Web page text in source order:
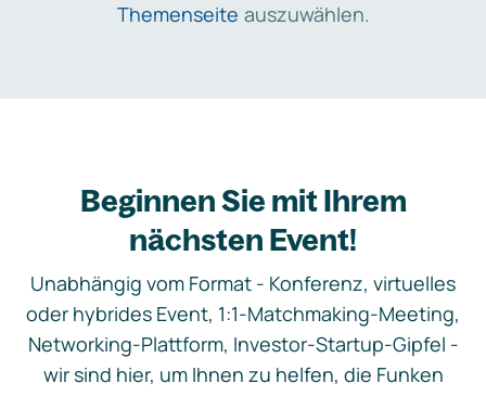
Themenseite auszuwählen.
Beginnen Sie mit Ihrem
nächsten Event!
Unabhängig vom Format - Konferenz, virtuelles
oder hybrides Event, 1:1-Matchmaking-Meeting,
Networking-Plattform, Investor-Startup-Gipfel -
wir sind hier, um Ihnen zu helfen, die Funken